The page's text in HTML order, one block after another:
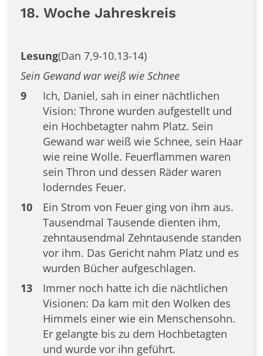
18. Woche Jahreskreis
Lesung(Dan 7,9-10.13-14)
Sein Gewand war weiß wie Schnee
9
Ich, Daniel, sah in einer nächtlichen
Vision: Throne wurden aufgestellt und
ein Hochbetagter nahm Platz. Sein
Gewand war weiß wie Schnee, sein Haar
wie reine Wolle. Feuerflammen waren
sein Thron und dessen Räder waren
loderndes Feuer.
10
Ein Strom von Feuer ging von ihm aus.
Tausendmal Tausende dienten ihm,
zehntausendmal Zehntausende standen
vor ihm. Das Gericht nahm Platz und es
wurden Bücher aufgeschlagen.
13
Immer noch hatte ich die nächtlichen
Visionen: Da kam mit den Wolken des
Himmels einer wie ein Menschensohn.
Er gelangte bis zu dem Hochbetagten
und wurde vor ihn geführt.